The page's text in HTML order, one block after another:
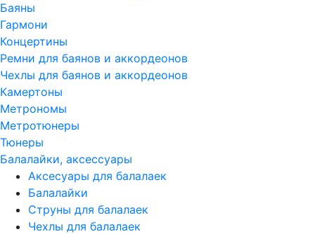
Баяны
Гармони
Концертины
Ремни для баянов и аккордеонов
Чехлы для баянов и аккордеонов
Камертоны
Метрономы
Метротюнеры
Тюнеры
Балалайки, аксессуары
Аксесуары для балалаек
Балалайки
Струны для балалаек
Чехлы для балалаек